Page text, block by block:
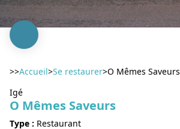
>>Accueil>Se restaurer>O Mêmes Saveurs
Igé
O Mêmes Saveurs
Type : Restaurant